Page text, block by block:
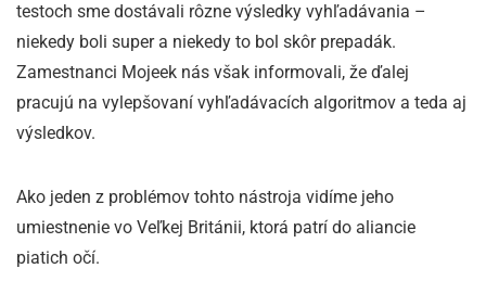
testoch sme dostávali rôzne výsledky vyhľadávania –
niekedy boli super a niekedy to bol skôr prepadák.
Zamestnanci Mojeek nás však informovali, že ďalej
pracujú na vylepšovaní vyhľadávacích algoritmov a teda aj
výsledkov.
Ako jeden z problémov tohto nástroja vidíme jeho
umiestnenie vo Veľkej Británii, ktorá patrí do aliancie
piatich očí.